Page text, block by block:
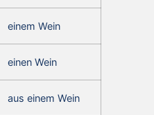
einem Wein
einen Wein
aus einem Wein